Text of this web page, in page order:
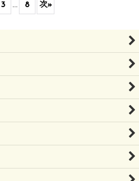
3 ... 8 次»